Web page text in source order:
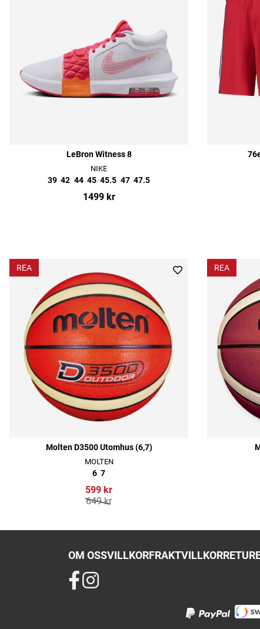
LeBron Witness 8
NIKE
39 42 44 45 45.5 47 47.5
1499 kr
REA
Molten D3500 Utomhus (6,7)
MOLTEN
6 7
599 kr
649 kr
REA
OM OSSVILLKORFRAKTVILLKOR